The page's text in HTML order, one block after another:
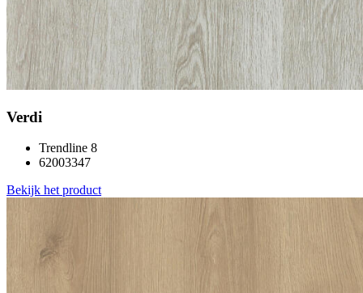
Verdi
Trendline 8
62003347
Bekijk het product